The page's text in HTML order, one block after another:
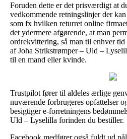
Foruden dette er det prisværdigt at
vedkommende retningslinjer der
som fx hvilken returret online
det ydermere afgørende, at man
ordrekvittering, så man til enhver
af Joha Strikstrømper – Uld –
til en mand eller kvinde.
Trustpilot fører til aldeles ærlige
nuværende forbrugeres opfattelser
besigtiger e-forretningens
Uld – Lyselilla forinden du bestiller.
Facebook medfører også fuldt ud